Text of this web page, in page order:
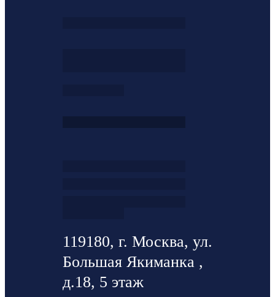
119180, г. Москва, ул.
Большая Якиманка ,
д.18, 5 этаж